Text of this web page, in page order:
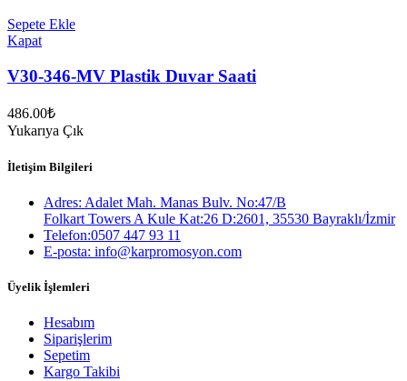
Sepete Ekle
Kapat
V30-346-MV Plastik Duvar Saati
486.00₺
Yukarıya Çık
İletişim Bilgileri
Adres: Adalet Mah. Manas Bulv. No:47/B
Folkart Towers A Kule Kat:26 D:2601, 35530 Bayraklı/İzmir
Telefon:0507 447 93 11
E-posta: info@karpromosyon.com
Üyelik İşlemleri
Hesabım
Siparişlerim
Sepetim
Kargo Takibi